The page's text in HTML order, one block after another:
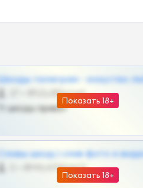
Показать 18+
Шкоды телеграм - искуство
@SZu3ll3sCatt_bot
Тг шкоды приват
Показать 18+
Сливы шкод | слив фото и
@MILKPRIVATES39BOT